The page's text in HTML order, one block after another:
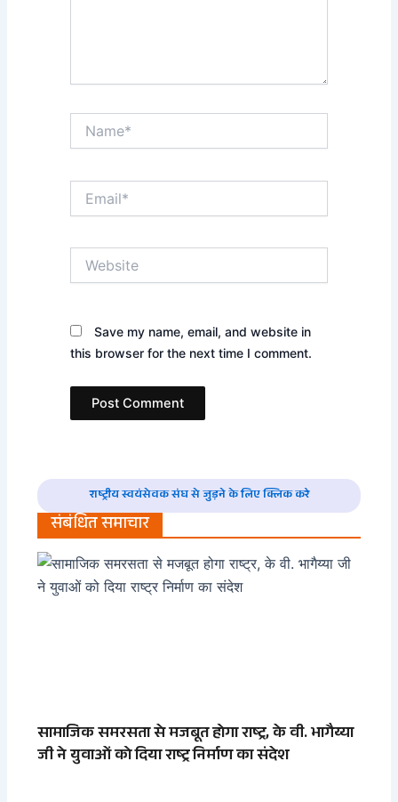
Save my name, email, and website in
this browser for the next time I comment.
राष्ट्रीय स्वयंसेवक संघ से जुड़ने के लिए क्लिक करे
संबंधित समाचार
सामाजिक समरसता से मजबूत होगा राष्ट्र, के वी. भागैय्या
जी ने युवाओं को दिया राष्ट्र निर्माण का संदेश